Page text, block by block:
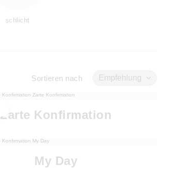
schlicht
Sortieren nach Empfehlung
Zarte Konfirmation
My Day